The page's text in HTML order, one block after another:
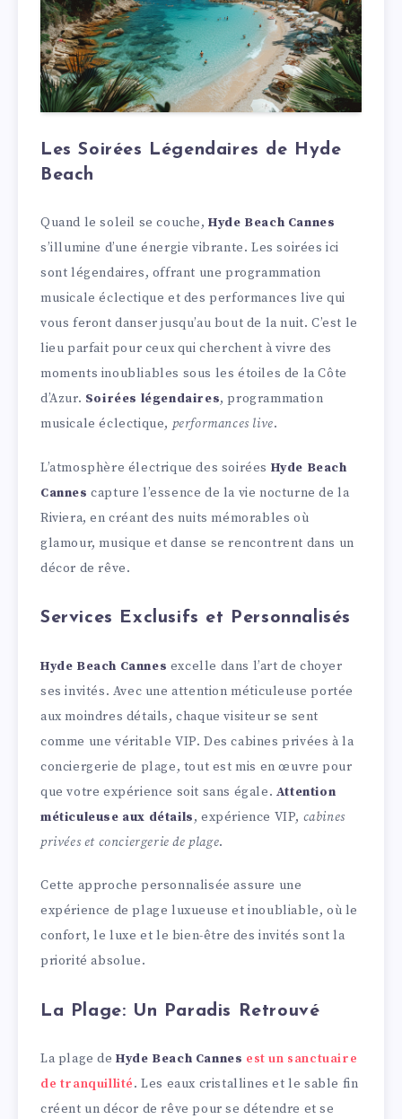
Les Soirées Légendaires de Hyde
Beach
Quand le soleil se couche,Hyde Beach Cannes
s’illumine d’une énergie vibrante. Les soirées ici
sont légendaires, offrant une programmation
musicale éclectique et des performances live qui
vous feront danser jusqu’au bout de la nuit. C’est le
lieu parfait pour ceux qui cherchent à vivre des
moments inoubliables sous les étoiles de la Côte
d’Azur. Soirées légendaires, programmation
musicale éclectique, performances live.
L’atmosphère électrique des soirées Hyde Beach
Cannes capture l’essence de la vie nocturne de la
Riviera, en créant des nuits mémorables où
glamour, musique et danse se rencontrent dans un
décor de rêve.
Services Exclusifs et Personnalisés
Hyde Beach Cannes excelle dans l’art de choyer
ses invités. Avec une attention méticuleuse portée
aux moindres détails, chaque visiteur se sent
comme une véritable VIP. Des cabines privées à la
conciergerie de plage, tout est mis en œuvre pour
que votre expérience soit sans égale. Attention
méticuleuse aux détails, expérience VIP, cabines
privées et conciergerie de plage.
Cette approche personnalisée assure une
expérience de plage luxueuse et inoubliable, où le
confort, le luxe et le bien-être des invités sont la
priorité absolue.
La Plage: Un Paradis Retrouvé
La plage deHyde Beach Cannes est un sanctuaire
de tranquillité. Les eaux cristallines et le sable fin
créent un décor de rêve pour se détendre et se